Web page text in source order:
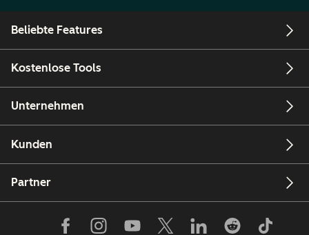
Beliebte Features
Kostenlose Tools
Unternehmen
Kunden
Partner